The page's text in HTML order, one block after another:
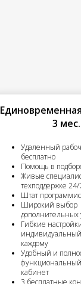
3 мес.
Удаленный
бесплатно
Помощь в
Живые
техподдержке 24/
Штат
Широкий выбор
дополнительных
Гибкие
индивидуальный
каждому
Удобный и
кабинет
3 бесплатные